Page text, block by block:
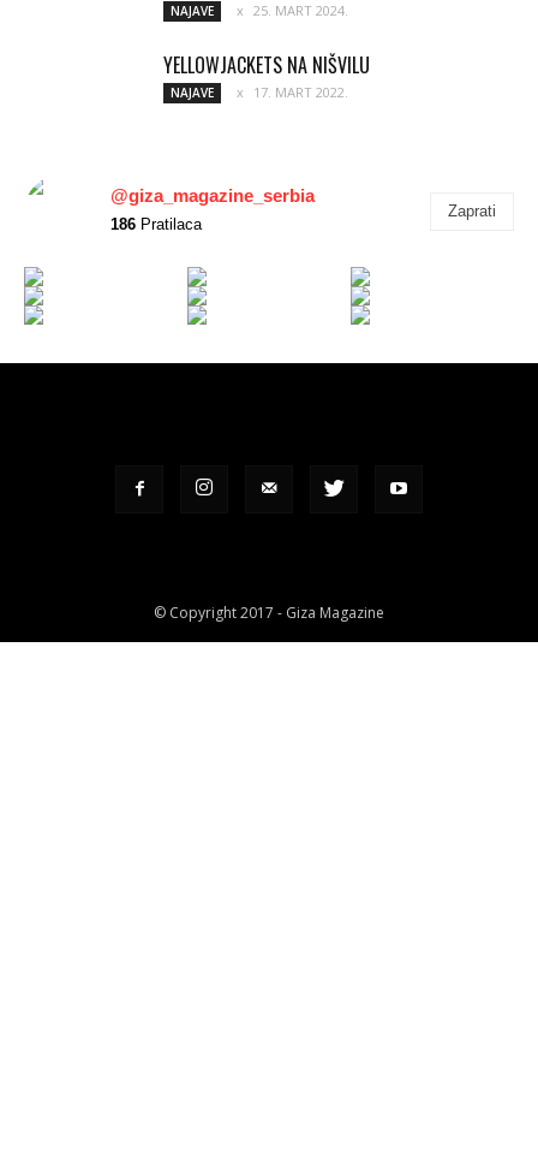
NAJAVE 25. MART 2024.
YELLOWJACKETS NA NIŠVILU
NAJAVE 17. MART 2022.
@giza_magazine_serbia
186 Pratilaca
Zaprati
© Copyright 2017 - Giza Magazine